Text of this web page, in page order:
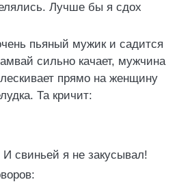
Лучше бы я сдох
пьяный мужик и садится
сильно качает, мужчина
прямо на женщину
Та кричит:
свиньей я не закусывал!